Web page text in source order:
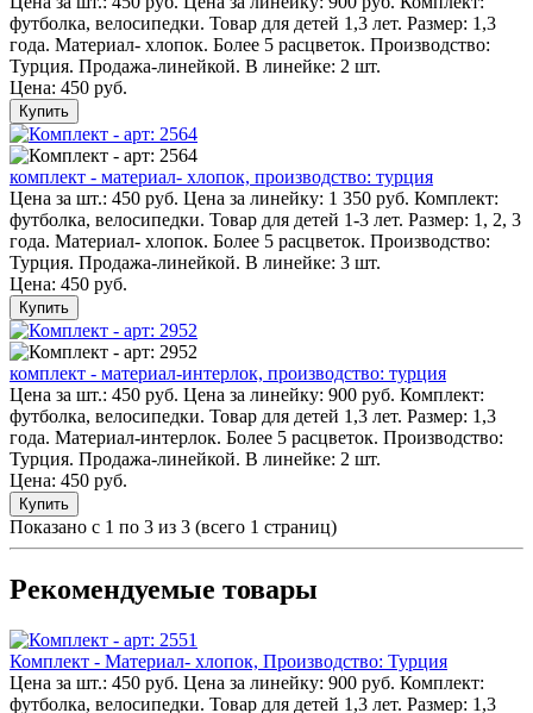
футболка, велосипедки. Товар для детей 1,3 лет. Размер: 1,3
года. Материал- хлопок. Более 5 расцветок. Производство:
Турция. Продажа-линейкой. В линейке: 2 шт.
Цена: 450 руб.
Купить
комплект - материал- хлопок, производство: турция
Цена за шт.: 450 руб. Цена за линейку: 1 350 руб. Комплект:
футболка, велосипедки. Товар для детей 1-3 лет. Размер: 1, 2, 3
года. Материал- хлопок. Более 5 расцветок. Производство:
Турция. Продажа-линейкой. В линейке: 3 шт.
Цена: 450 руб.
Купить
комплект - материал-интерлок, производство: турция
Цена за шт.: 450 руб. Цена за линейку: 900 руб. Комплект:
футболка, велосипедки. Товар для детей 1,3 лет. Размер: 1,3
года. Материал-интерлок. Более 5 расцветок. Производство:
Турция. Продажа-линейкой. В линейке: 2 шт.
Цена: 450 руб.
Купить
Показано с 1 по 3 из 3 (всего 1 страниц)
Рекомендуемые товары
Комплект - Материал- хлопок, Производство: Турция
Цена за шт.: 450 руб. Цена за линейку: 900 руб. Комплект:
футболка, велосипедки. Товар для детей 1,3 лет. Размер: 1,3